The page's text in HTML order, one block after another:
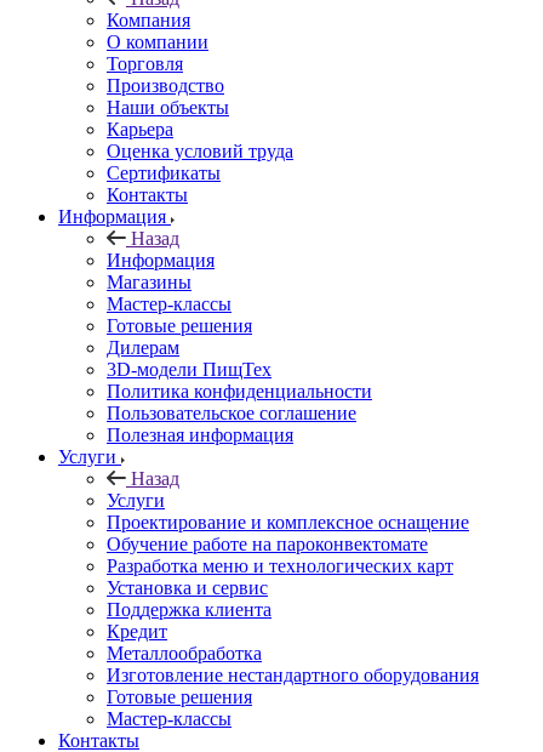
Компания
О компании
Торговля
Производство
Наши объекты
Карьера
Оценка условий труда
Сертификаты
Контакты
Информация
Назад
Информация
Магазины
Мастер-классы
Готовые решения
Дилерам
3D-модели ПищТех
Политика конфиденциальности
Пользовательское соглашение
Полезная информация
Услуги
Назад
Услуги
Проектирование и комплексное оснащение
Обучение работе на пароконвектомате
Разработка меню и технологических карт
Установка и сервис
Поддержка клиента
Кредит
Металлообработка
Изготовление нестандартного оборудования
Готовые решения
Мастер-классы
Контакты